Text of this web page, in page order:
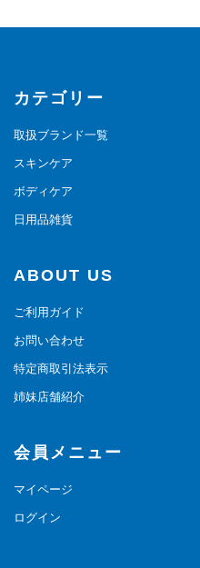
カテゴリー
取扱ブランド一覧
スキンケア
ボディケア
日用品雑貨
ABOUT US
ご利用ガイド
お問い合わせ
特定商取引法表示
姉妹店舗紹介
会員メニュー
マイページ
ログイン